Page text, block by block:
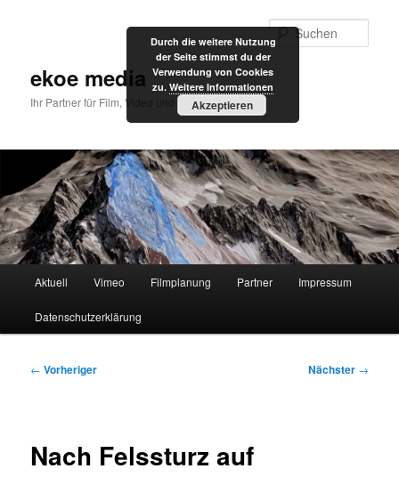
ekoe media
Ihr Partner für Film, Video und Internet
Aktuell Vimeo Filmplanung Partner Impressum
Datenschutzerklärung
Beitragsnavigation
← Vorheriger Nächster →
Nach Felssturz auf
Durch die weitere Nutzung
der Seite stimmst du der
Verwendung von Cookies
zu. Weitere Informationen
Akzeptieren